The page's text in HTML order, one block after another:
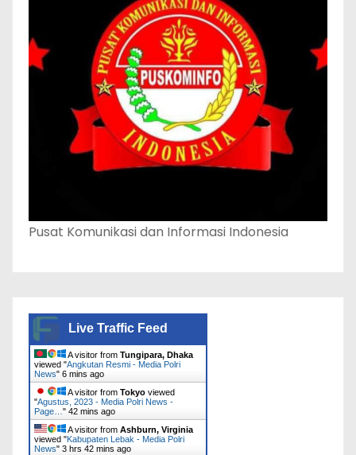
Pusat Komunikasi dan Informasi Indonesia
Live Traffic Feed
A visitor from Tungipara, Dhaka
viewed "Angkutan Resmi - Media Polri
News" 6 mins ago
A visitor from Tokyo viewed
"Agustus, 2023 - Media Polri News -
Page… " 42 mins ago
A visitor from Ashburn, Virginia
viewed "Kabupaten Lebak - Media Polri
News" 3 hrs 42 mins ago